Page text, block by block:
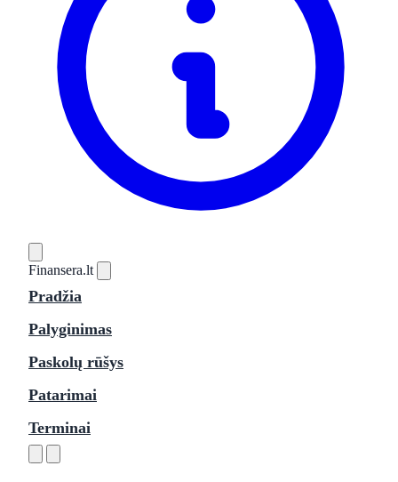
Finansera.lt
Pradžia
Palyginimas
Paskolų rūšys
Patarimai
Terminai